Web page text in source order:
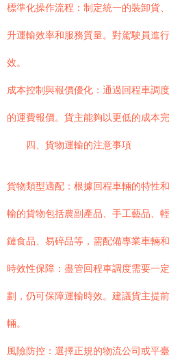
標準化操作流程：制定統一的裝卸貨
升運輸效率和服務質量。對駕駛員進
效。
成本控制與報價優化：通過回程車調
的運費報價。貨主能夠以更低的成本
四、貨物運輸的注意事項
貨物類型適配：根據回程車輛的特性
輸的貨物包括農副產品、手工藝品、
鏈食品、易碎品等，需配備專業車輛和
時效性保障：盡管回程車調度需要一
劃，仍可保障運輸時效。建議貨主提
輛。
風險防控：選擇正規的物流公司或平